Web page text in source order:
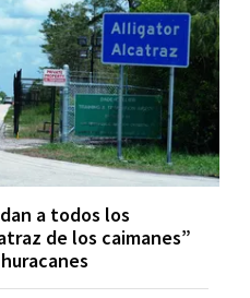
a todos los
de los caimanes”